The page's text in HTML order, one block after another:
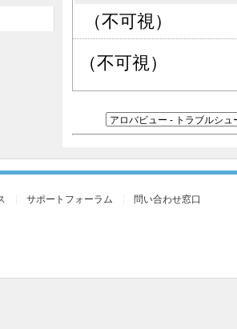
（不可視）
（不可視）
サポートフォーラム 問い合わせ窓口